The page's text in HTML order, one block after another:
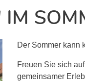
Der Sommer kann
Freuen Sie sich
gemeinsamer